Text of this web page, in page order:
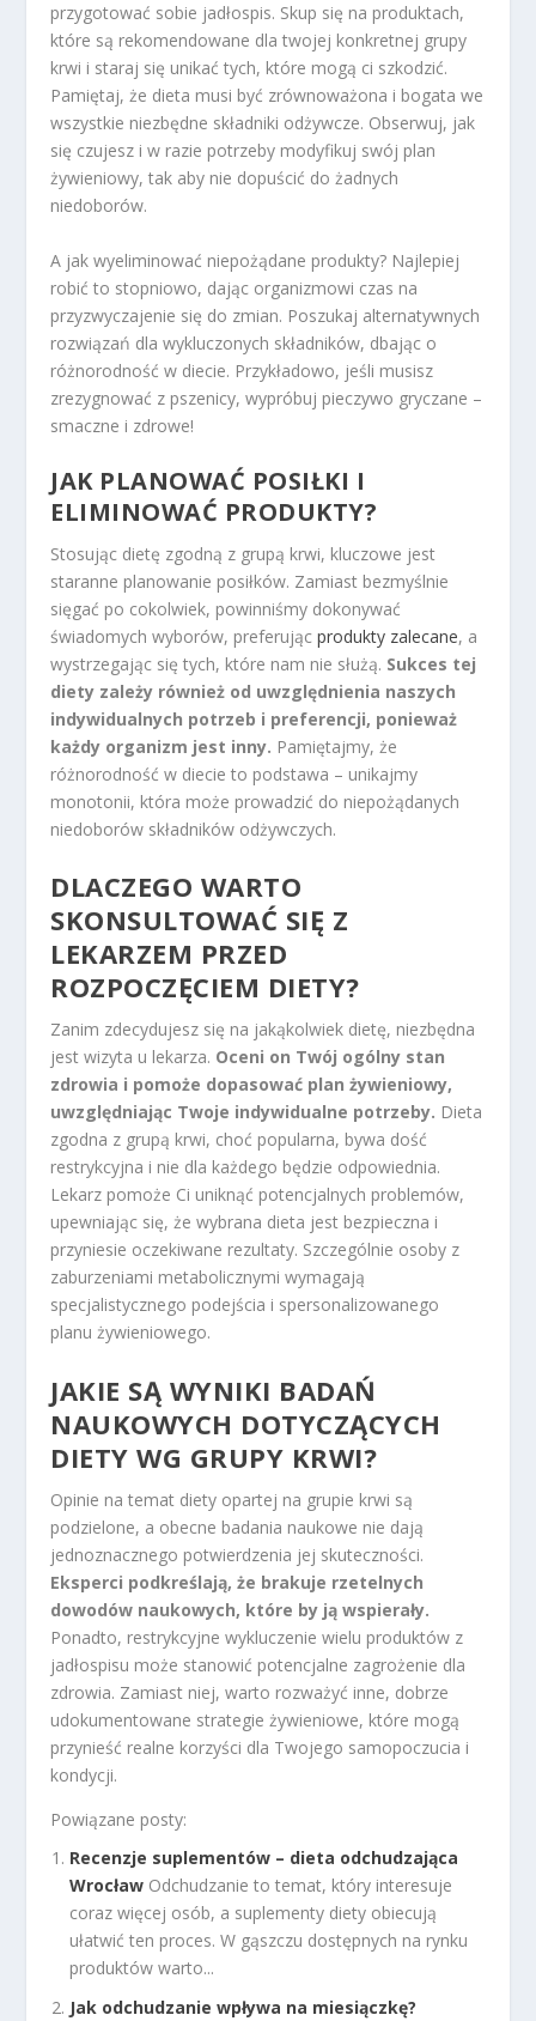
przygotować sobie jadłospis. Skup się na produktach,
które są rekomendowane dla twojej konkretnej grupy
krwi i staraj się unikać tych, które mogą ci szkodzić.
Pamiętaj, że dieta musi być zrównoważona i bogata we
wszystkie niezbędne składniki odżywcze. Obserwuj, jak
się czujesz i w razie potrzeby modyfikuj swój plan
żywieniowy, tak aby nie dopuścić do żadnych
niedoborów.
A jak wyeliminować niepożądane produkty? Najlepiej
robić to stopniowo, dając organizmowi czas na
przyzwyczajenie się do zmian. Poszukaj alternatywnych
rozwiązań dla wykluczonych składników, dbając o
różnorodność w diecie. Przykładowo, jeśli musisz
zrezygnować z pszenicy, wypróbuj pieczywo gryczane –
smaczne i zdrowe!
JAK PLANOWAĆ POSIŁKI I
ELIMINOWAĆ PRODUKTY?
Stosując dietę zgodną z grupą krwi, kluczowe jest
staranne planowanie posiłków. Zamiast bezmyślnie
sięgać po cokolwiek, powinniśmy dokonywać
świadomych wyborów, preferującprodukty zalecane, a
wystrzegając się tych, które nam nie służą. Sukces tej
diety zależy również od uwzględnienia naszych
indywidualnych potrzeb i preferencji, ponieważ
każdy organizm jest inny. Pamiętajmy, że
różnorodność w diecie to podstawa – unikajmy
monotonii, która może prowadzić do niepożądanych
niedoborów składników odżywczych.
DLACZEGO WARTO
SKONSULTOWAĆ SIĘ Z
LEKARZEM PRZED
ROZPOCZĘCIEM DIETY?
Zanim zdecydujesz się na jakąkolwiek dietę, niezbędna
jest wizyta u lekarza. Oceni on Twój ogólny stan
zdrowia i pomoże dopasować plan żywieniowy,
uwzględniając Twoje indywidualne potrzeby. Dieta
zgodna z grupą krwi, choć popularna, bywa dość
restrykcyjna i nie dla każdego będzie odpowiednia.
Lekarz pomoże Ci uniknąć potencjalnych problemów,
upewniając się, że wybrana dieta jest bezpieczna i
przyniesie oczekiwane rezultaty. Szczególnie osoby z
zaburzeniami metabolicznymi wymagają
specjalistycznego podejścia i spersonalizowanego
planu żywieniowego.
JAKIE SĄ WYNIKI BADAŃ
NAUKOWYCH DOTYCZĄCYCH
DIETY WG GRUPY KRWI?
Opinie na temat diety opartej na grupie krwi są
podzielone, a obecne badania naukowe nie dają
jednoznacznego potwierdzenia jej skuteczności.
Eksperci podkreślają, że brakuje rzetelnych
dowodów naukowych, które by ją wspierały.
Ponadto, restrykcyjne wykluczenie wielu produktów z
jadłospisu może stanowić potencjalne zagrożenie dla
zdrowia. Zamiast niej, warto rozważyć inne, dobrze
udokumentowane strategie żywieniowe, które mogą
przynieść realne korzyści dla Twojego samopoczucia i
kondycji.
Powiązane posty:
Recenzje suplementów – dieta odchudzająca
Wrocław Odchudzanie to temat, który interesuje
coraz więcej osób, a suplementy diety obiecują
ułatwić ten proces. W gąszczu dostępnych na rynku
produktów warto...
Jak odchudzanie wpływa na miesiączkę?